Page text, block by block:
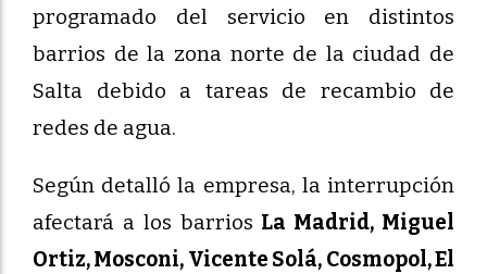
programado del servicio en distintos
barrios de la zona norte de la ciudad de
Salta debido a tareas de recambio de
redes de agua.
Según detalló la empresa, la interrupción
afectará a los barrios La Madrid, Miguel
Ortiz, Mosconi, Vicente Solá, Cosmopol, El